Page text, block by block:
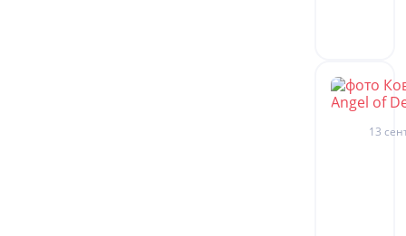
13